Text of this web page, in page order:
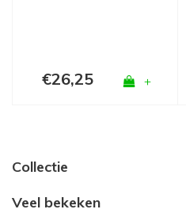
€26,25 +
Collectie
Veel bekeken